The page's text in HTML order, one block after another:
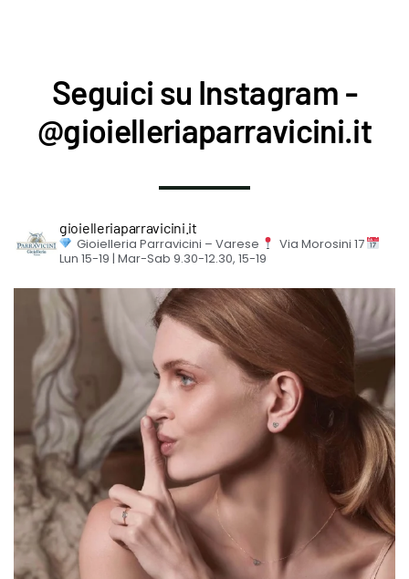
Seguici su Instagram -
@gioielleriaparravicini.it
gioielleriaparravicini.it
Gioielleria Parravicini – Varese
Via Morosini 17
Lun 15-19 | Mar-Sab 9.30-12.30, 15-19